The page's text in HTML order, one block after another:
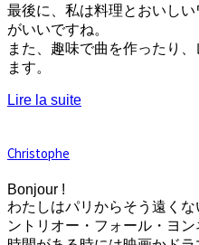
最後に、私は料理とおいし
がいいですね。
また、趣味で曲を作ったり
ます。
Lire la suite
Christophe
Bonjour !
わたしはパリからそう遠く
ントリオー・フォール・ヨン